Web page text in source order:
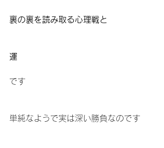
裏の裏を読み取る心理戦と
運
です
単純なようで実は深い勝負なのです